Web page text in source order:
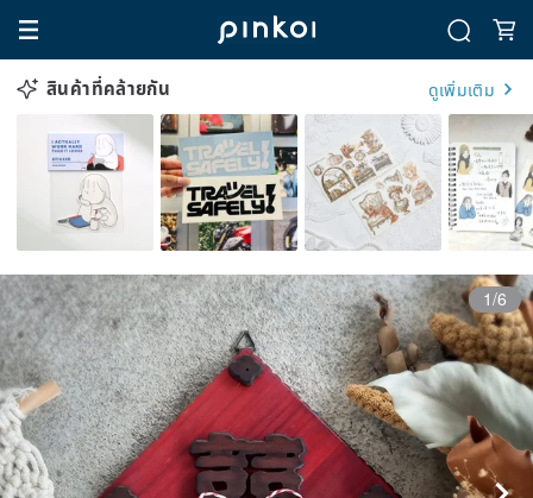
สินค้าที่คล้ายกัน ดูเพิ่มเติม
1/6